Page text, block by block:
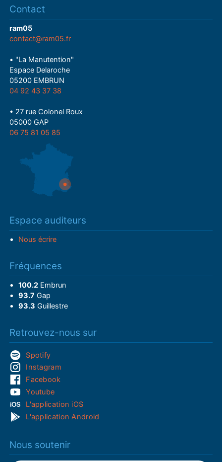
Contact
ram05
contact@ram05.fr
• "La Manutention"
Espace Delaroche
05200 EMBRUN
04 92 43 37 38
• 27 rue Colonel Roux
05000 GAP
06 75 81 05 85
Espace auditeurs
Nous écrire
Fréquences
100.2Embrun
93.7 Gap
93.3 Guillestre
Retrouvez-nous sur
Spotify
Instagram
Facebook
Youtube
L'application iOS
L'application Android
Nous soutenir